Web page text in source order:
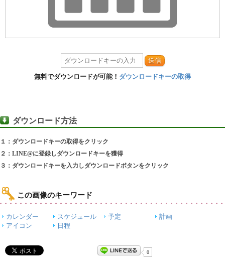
送信
無料でダウンロードが可能！ ダウンロードキーの取得
ダウンロード方法
１：ダウンロードキーの取得をクリック
２：LINE@に登録しダウンロードキーを獲得
３：ダウンロードキーを入力しダウンロードボタンをクリック
この画像のキーワード
カレンダー スケジュール 予定
計画
アイコン
日程
0